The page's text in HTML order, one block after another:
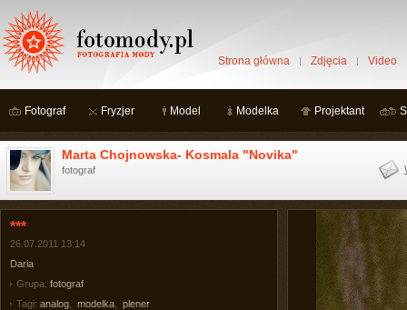
Strona główna Zdjęcia Video
Fotograf Fryzjer Model Modelka Projektant
Marta Chojnowska- Kosmala "Novika"
fotograf
***
26.07.2011 13:14
Daria
Grupa: fotograf
Tagi: analog modelka
plener